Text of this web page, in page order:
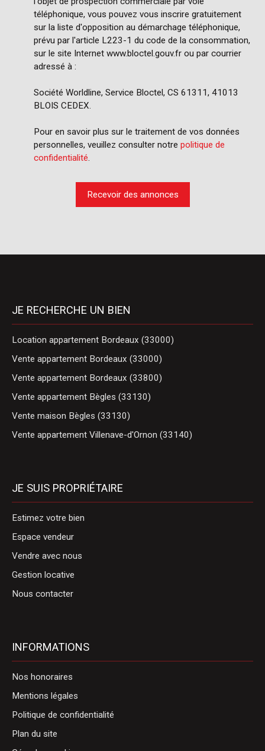
téléphonique, vous pouvez vous inscrire gratuitement
sur la liste d'opposition au démarchage téléphonique,
prévu par l'article L223-1 du code de la consommation,
sur le site Internet www.bloctel.gouv.fr ou par courrier
adressé à :
Société Worldline, Service Bloctel, CS 61311, 41013
BLOIS CEDEX.
Pour en savoir plus sur le traitement de vos données
personnelles, veuillez consulter notre politique de
confidentialité.
Recevoir des annonces
JE RECHERCHE UN BIEN
Location appartement Bordeaux (33000)
Vente appartement Bordeaux (33000)
Vente appartement Bordeaux (33800)
Vente appartement Bègles (33130)
Vente maison Bègles (33130)
Vente appartement Villenave-d'Ornon (33140)
JE SUIS PROPRIÉTAIRE
Estimez votre bien
Espace vendeur
Vendre avec nous
Gestion locative
Nous contacter
INFORMATIONS
Nos honoraires
Mentions légales
Politique de confidentialité
Plan du site